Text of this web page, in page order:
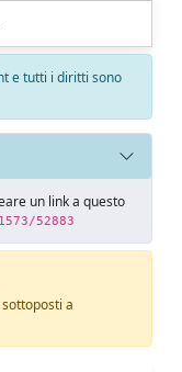
e tutti i diritti sono
un link a questo
52883
a